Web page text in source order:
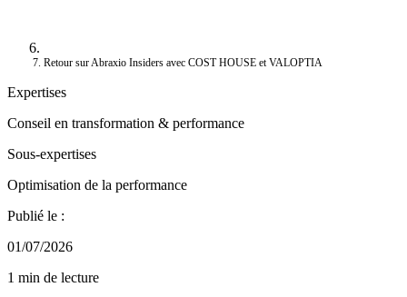
Retour sur Abraxio Insiders avec COST HOUSE et VALOPTIA
Expertises
Conseil en transformation & performance
Sous-expertises
Optimisation de la performance
Publié le :
01/07/2026
1 min de lecture